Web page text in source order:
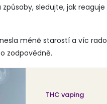
sledujte, jak
méně starostí a víc
zodpovědně.
THC vaping